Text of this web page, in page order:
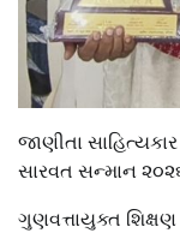
જાણીતા
સારવત સન્માન
ગુણવત્તાયુક્ત